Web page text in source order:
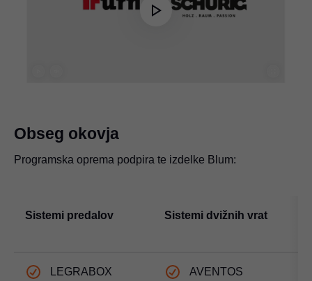
Obseg okovja
Programska oprema podpira te izdelke Blum:
Sistemi predalov Sistemi dvižnih vrat
LEGRABOX
AVENTOS